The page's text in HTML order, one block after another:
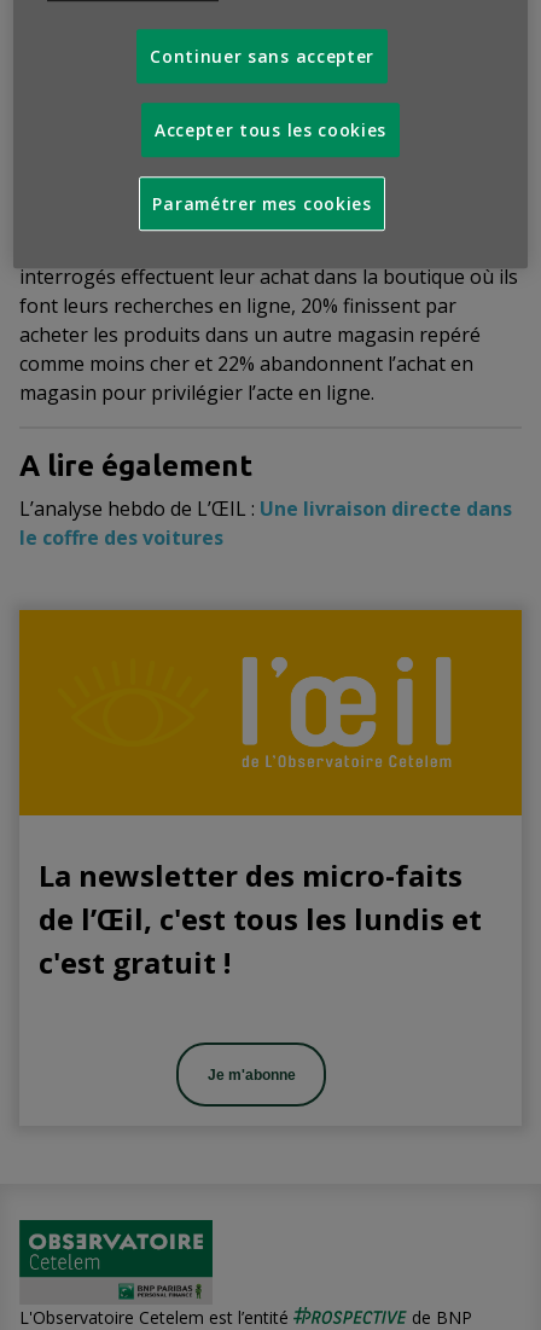
Selon les résultats d’une étudeTradedoubler
dans neuf pays en Europe, 32% des consommateurs
reviennent sur leur décision d’achat après avoir
recherché, via leur mobile, des informations sur un
interrogés effectuent leur achat dans la boutique où ils
font leurs recherches en ligne, 20% finissent par
acheter les produits dans un autre magasin repéré
comme moins cher et 22% abandonnent l’achat en
magasin pour privilégier l’acte en ligne.
A lire également
L’analyse hebdo de L’ŒIL : Une livraison directe dans
le coffre des voitures
La newsletter des micro-faits
de l’Œil, c'est tous les lundis et
c'est gratuit !
Je m'abonne
L'Observatoire Cetelem est l’entité de BNP
Continuer sans accepter
Accepter tous les cookies
Paramétrer mes cookies